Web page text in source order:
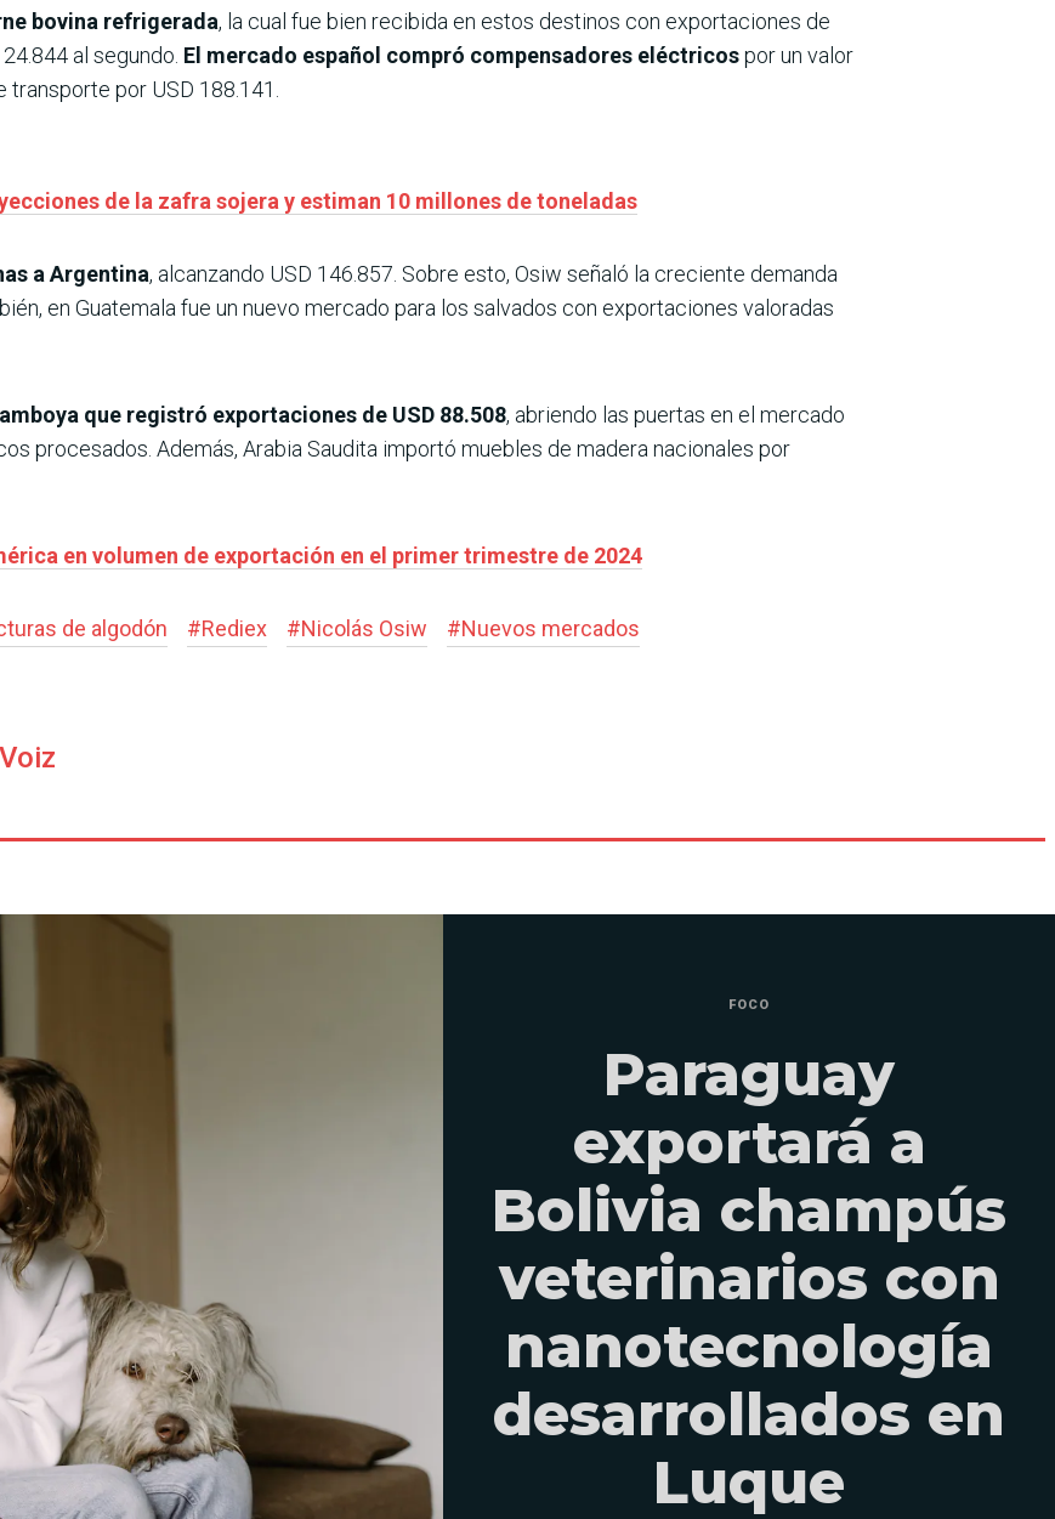
bovina refrigerada, la cual fue bien recibida en estos destinos con exportaciones de
al segundo. El mercado español compró compensadores eléctricospor un valor
por USD 188.141.
de la zafra sojera y estiman 10 millones de toneladas
a Argentina, alcanzando USD 146.857. Sobre esto, Osiw señaló la creciente demanda
en Guatemala fue un nuevo mercado para los salvados con exportaciones valoradas
que registró exportaciones de USD 88.508, abriendo las puertas en el mercado
procesados. Además, Arabia Saudita importó muebles de madera nacionales por
en volumen de exportación en el primer trimestre de 2024
de algodón #Rediex #Nicolás Osiw #Nuevos mercados
FOCO
Paraguay
exportará a
Bolivia champús
veterinarios con
nanotecnología
desarrollados en
Luque